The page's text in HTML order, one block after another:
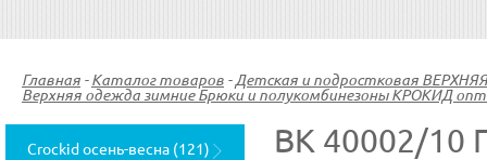
Главная - Каталог товаров - Детская и подростковая
Верхняя одежда зимние Брюки и полукомбинезоны КРОКИД
Crockid осень-весна (121) ВК 40002/